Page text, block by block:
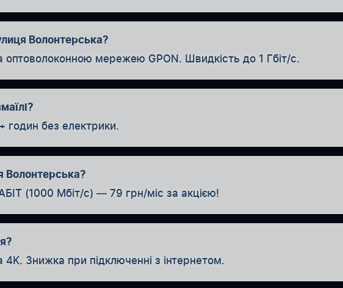
Волонтерська?
оптоволоконною мережею GPON. Швидкість до 1 Гбіт/с.
без електрики.
Волонтерська?
(1000 Мбіт/с) — 79 грн/міс за акцією!
Знижка при підключенні з інтернетом.